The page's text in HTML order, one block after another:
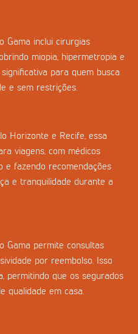
Gama inclui cirurgias
miopia, hipermetropia e
para quem busca
e sem restrições.
Horizonte e Recife, essa
viagens, com médicos
e fazendo recomendações
e tranquilidade durante a
Gama permite consultas
por reembolso. Isso
permitindo que os segurados
qualidade em casa.